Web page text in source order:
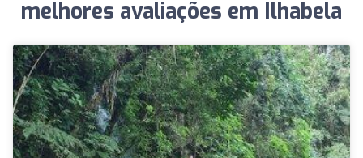
melhores avaliações em Ilhabela